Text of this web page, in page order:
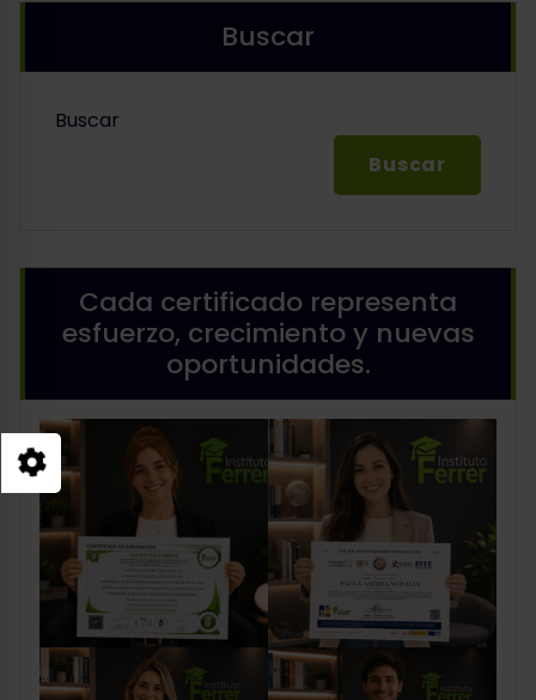
Buscar
Buscar
Buscar
Cada certificado representa
esfuerzo, crecimiento y nuevas
oportunidades.